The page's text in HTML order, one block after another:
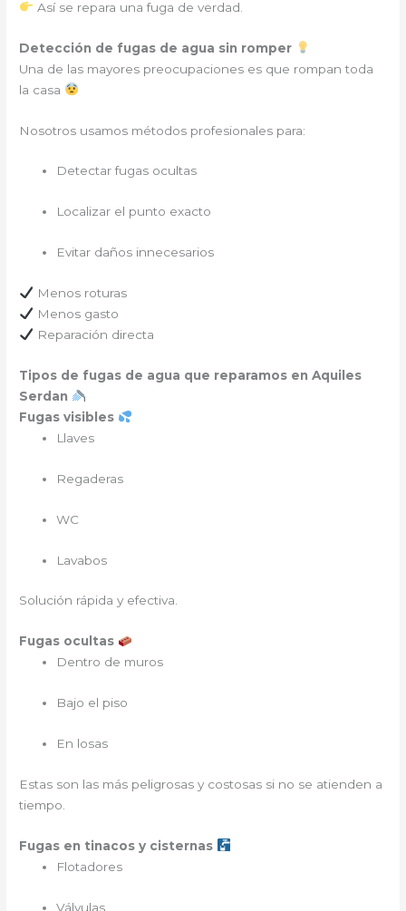
Así se repara una fuga de verdad.
Detección de fugas de agua sin romper
Una de las mayores preocupaciones es que rompan toda
la casa
Nosotros usamos métodos profesionales para:
Detectar fugas ocultas
Localizar el punto exacto
Evitar daños innecesarios
Menos roturas
Menos gasto
Reparación directa
Tipos de fugas de agua que reparamos en Aquiles
Serdan
Fugas visibles
Llaves
Regaderas
WC
Lavabos
Solución rápida y efectiva.
Fugas ocultas
Dentro de muros
Bajo el piso
En losas
Estas son las más peligrosas y costosas si no se atienden a
tiempo.
Fugas en tinacos y cisternas
Flotadores
Válvulas